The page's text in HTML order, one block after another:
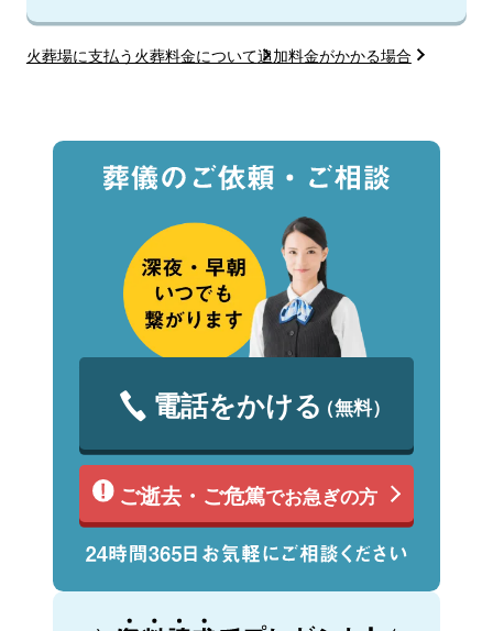
火葬場に支払う火葬料金について追加料金がかかる場合
電話をかける（無料）
ご逝去・ご危篤でお急ぎの方